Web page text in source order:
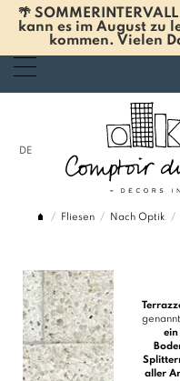
🌴
kann es im August zu
kommen. Vielen
DE
Fliesen Nach Optik
aller